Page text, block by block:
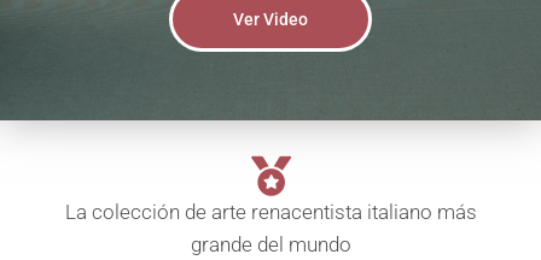
Ver Video
La colección de arte renacentista italiano más
grande del mundo